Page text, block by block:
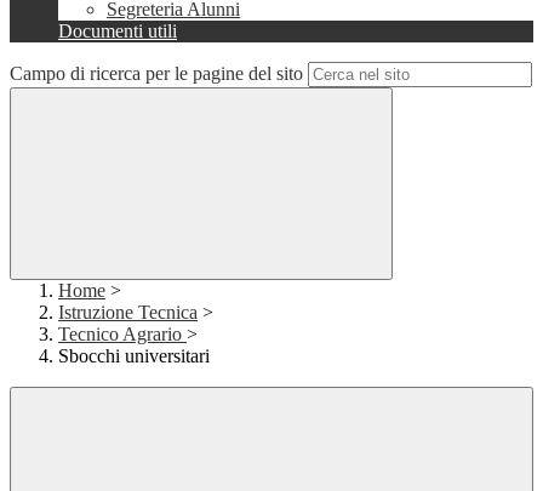
Segreteria Alunni
Documenti utili
Campo di ricerca per le pagine del sito
Home >
Istruzione Tecnica >
Tecnico Agrario >
Sbocchi universitari